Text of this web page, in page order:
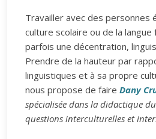
Travailler avec des personnes
culture scolaire ou de la
parfois une décentration,
Prendre de la hauteur par
linguistiques et à sa propre
nous propose de faire Dany
spécialisée dans la didactique
questions interculturelles et